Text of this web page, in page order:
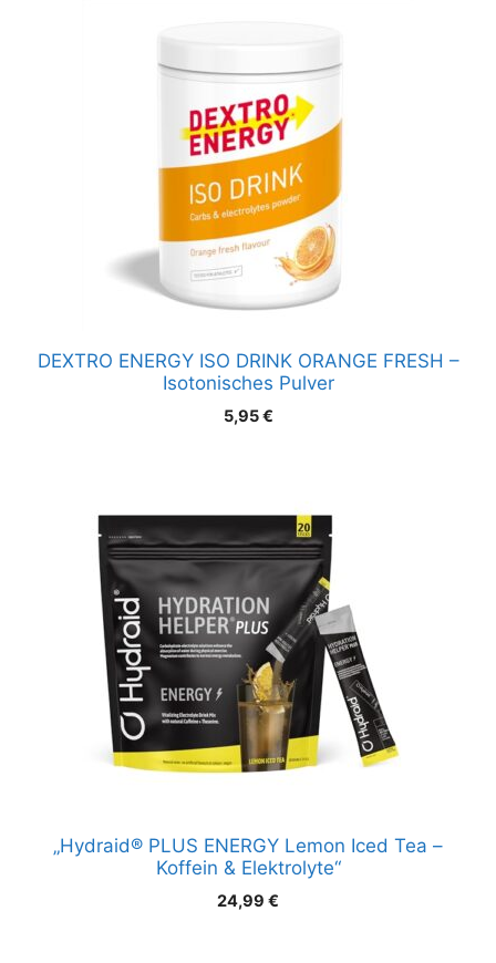
DEXTRO ENERGY ISO DRINK ORANGE FRESH –
Isotonisches Pulver
5,95€
„Hydraid® PLUS ENERGY Lemon Iced Tea –
Koffein & Elektrolyte“
24,99 €